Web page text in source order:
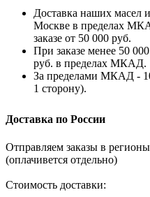
Доставка наших масел
Москве в пределах
заказе от 50 000 руб.
При заказе менее 50
руб. в пределах МКАД.
За пределами МКАД -
1 сторону).
Доставка по России
Отправляем заказы в
(оплачивется отдельно)
Стоимость доставки: